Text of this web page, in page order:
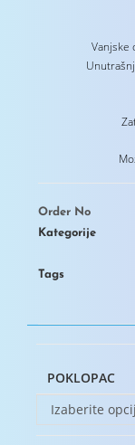
Vanjske
Order No
Kategorije
Tags
POKLOPAC
Izaberite